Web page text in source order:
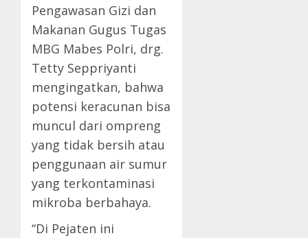
Pengawasan Gizi dan
Makanan Gugus Tugas
MBG Mabes Polri, drg.
Tetty Seppriyanti
mengingatkan, bahwa
potensi keracunan bisa
muncul dari ompreng
yang tidak bersih atau
penggunaan air sumur
yang terkontaminasi
mikroba berbahaya.
“Di Pejaten ini